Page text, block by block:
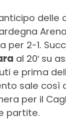
delle
per 2-1.
al 20′ su
e prima
sale così
per il
partite.